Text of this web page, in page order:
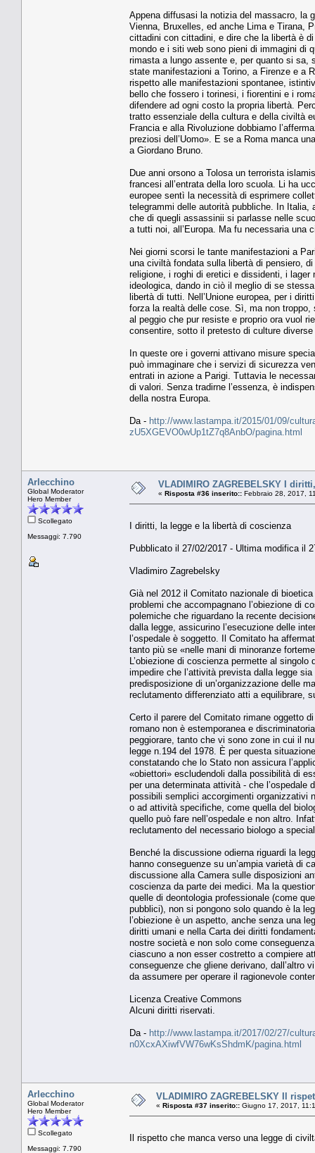
Appena diffusasi la notizia del massacro, la
Vienna, Bruxelles, ed anche Lima e Tirana,
cittadini con cittadini, e dire che la libertà è
mondo e i siti web sono pieni di immagini di
rimasta a lungo assente e, per quanto si sa,
state manifestazioni a Torino, a Firenze e a
rispetto alle manifestazioni spontanee,
bello che fossero i torinesi, i fiorentini e i
difendere ad ogni costo la propria libertà.
tratto essenziale della cultura e della civiltà
Francia e alla Rivoluzione dobbiamo
preziosi dell’Uomo». E se a Roma manca
a Giordano Bruno.
Due anni orsono a Tolosa un terrorista
francesi all’entrata della loro scuola. Li ha
europee sentì la necessità di esprimere
telegrammi delle autorità pubbliche. In Italia,
che di quegli assassinii si parlasse nelle
a tutti noi, all’Europa. Ma fu necessaria una
Nei giorni scorsi le tante manifestazioni a
una civiltà fondata sulla libertà di pensiero,
religione, i roghi di eretici e dissidenti, i lager
ideologica, dando in ciò il meglio di se
libertà di tutti. Nell’Unione europea, per i
forza la realtà delle cose. Sì, ma non
al peggio che pur resiste e proprio ora vuol
consentire, sotto il pretesto di culture
In queste ore i governi attivano misure
può immaginare che i servizi di sicurezza
entrati in azione a Parigi. Tuttavia le
di valori. Senza tradirne l’essenza, è
della nostra Europa.
Da - http://www.lastampa.it/2015/01/09/
zU5XGEVO0wUp1tZ7q8AnbO/pagina.html
Arlecchino
Global Moderator
Hero Member
Scollegato
Messaggi: 7.790
VLADIMIRO ZAGREBELSKY I
« Risposta #36 inserito:: Febbraio 28, 2017,
I diritti, la legge e la libertà di coscienza
Pubblicato il 27/02/2017 - Ultima modifica il
Vladimiro Zagrebelsky
Già nel 2012 il Comitato nazionale di
problemi che accompagnano l’obiezione di
polemiche che riguardano la recente
dalla legge, assicurino l’esecuzione delle
l’ospedale è soggetto. Il Comitato ha
tanto più se «nelle mani di minoranze
L’obiezione di coscienza permette al
impedire che l’attività prevista dalla legge
predisposizione di un’organizzazione delle
reclutamento differenziato atti a equilibrare,
Certo il parere del Comitato rimane oggetto
romano non è estemporanea e
peggiorare, tanto che vi sono zone in cui il
legge n.194 del 1978. È per questa
constatando che lo Stato non assicura
«obiettori» escludendoli dalla possibilità di
per una determinata attività - che
possibili semplici accorgimenti organizzativi
o ad attività specifiche, come quella del
quello può fare nell’ospedale e non altro.
reclutamento del necessario biologo a
Benché la discussione odierna riguardi la
hanno conseguenze su un’ampia varietà di
discussione alla Camera sulle disposizioni
coscienza da parte dei medici. Ma la
quelle di deontologia professionale (come
pubblici), non si pongono solo quando è la
l’obiezione è un aspetto, anche senza una
diritti umani e nella Carta dei diritti
nostre società e non solo come
ciascuno a non esser costretto a compiere
conseguenze che gliene derivano, dall’altro
da assumere per operare il ragionevole
Licenza Creative Commons
Alcuni diritti riservati.
Da - http://www.lastampa.it/2017/02/27/
n0XcxAXiwfVW76wKsShdmK/pagina.html
Arlecchino
Global Moderator
Hero Member
Scollegato
Messaggi: 7.790
VLADIMIRO ZAGREBELSKY Il
« Risposta #37 inserito:: Giugno 17, 2017,
Il rispetto che manca verso una legge di